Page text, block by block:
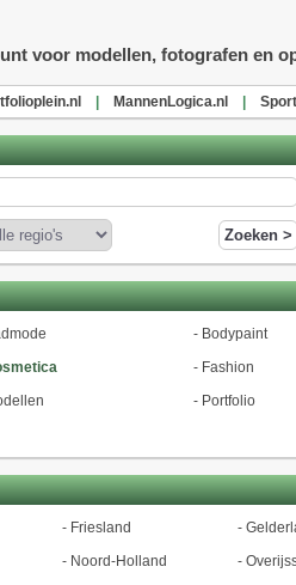
voor modellen, fotografen en
MannenLogica.nl
- Bodypaint
- Fashion
- Portfolio
- Friesland -
- Noord-Holland -